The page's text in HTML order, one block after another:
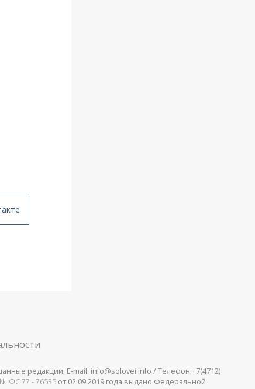
редакции: E-mail: info@solovei.info / Телефон:+7(4712)
ФС 77 - 76535 от 02.09.2019 года выдано Федеральной